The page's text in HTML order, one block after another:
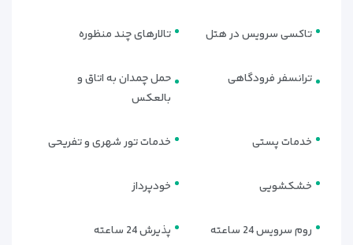
تاکسی سرویس در هتل تالارهای چند منظوره
ترانسفر فرودگاهی
حمل چمدان به اتاق و
بالعکس
خدمات پستی خدمات تور شهری و تفریحی
خشکشویی خودپرداز
روم سرویس 24 ساعته پذیرش 24 ساعته